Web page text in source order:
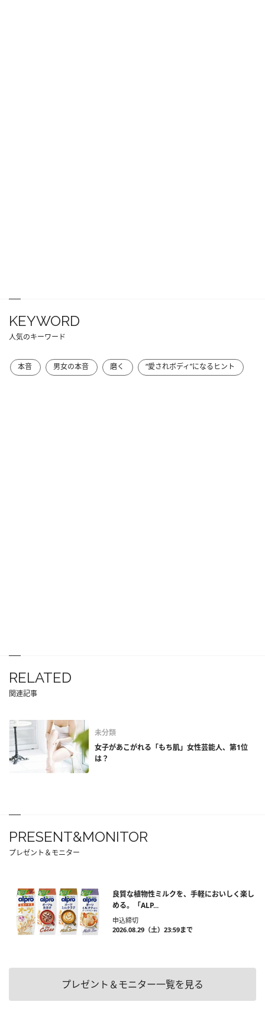
KEYWORD
人気のキーワード
本音 男女の本音 磨く “愛されボディ”になるヒント
RELATED
関連記事
未分類
女子があこがれる「もち肌」女性芸能人、第1位
は？
PRESENT&MONITOR
プレゼント＆モニター
良質な植物性ミルクを、手軽においしく楽し
める。「ALP...
申込締切
2026.08.29（土）23:59まで
プレゼント＆モニター一覧を見る